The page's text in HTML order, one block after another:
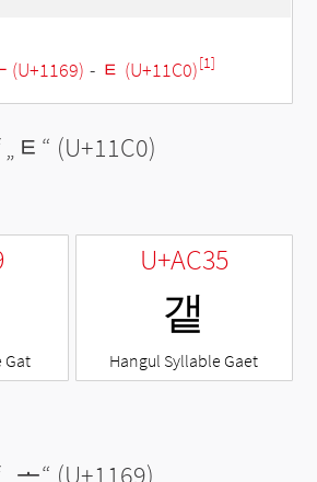
(U+1169) - ᇀ (U+11C0)[1]
ᇀ “ (U+11C0)
Gat
U+AC35
갵
Hangul Syllable Gaet
ᅩ“ (U+1169)